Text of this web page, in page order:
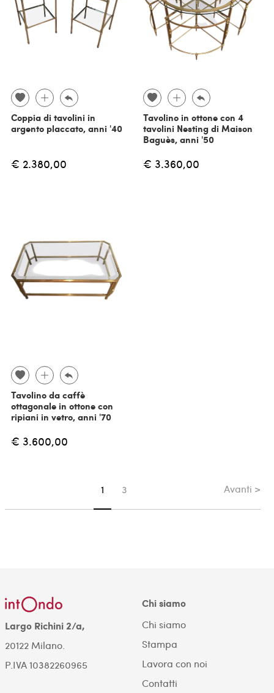
Coppia di tavolini in
argento placcato, anni '40
€ 2.380,00
Tavolino in ottone con 4
tavolini Nesting di Maison
Baguès, anni '50
€ 3.360,00
Tavolino da caffè
ottagonale in ottone con
ripiani in vetro, anni '70
€ 3.600,00
Sei su pagina
1 3 Avanti >
Largo Richini 2/a,
20122 Milano.
P.IVA 10382260965
Chi siamo
Chi siamo
Stampa
Lavora con noi
Contatti